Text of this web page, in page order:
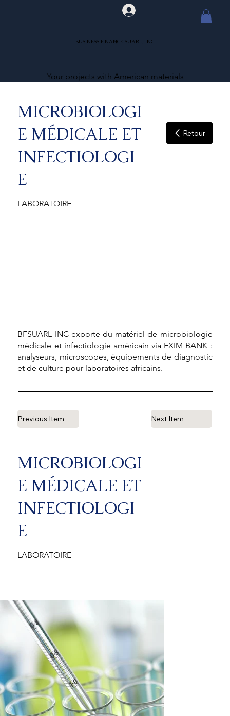
BUSINESS FINANCE SUARL, INC.
Your projects with American materials
MICROBIOLOGI
E MÉDICALE ET
INFECTIOLOGI
E
LABORATOIRE
Retour
BFSUARL INC exporte du matériel de microbiologie
médicale et infectiologie américain via EXIM BANK :
analyseurs, microscopes, équipements de diagnostic
et de culture pour laboratoires africains.
Previous Item Next Item
MICROBIOLOGI
E MÉDICALE ET
INFECTIOLOGI
E
LABORATOIRE